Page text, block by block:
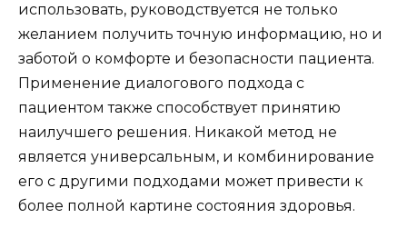
использовать, руководствуется не только
желанием получить точную информацию, но и
заботой о комфорте и безопасности пациента.
Применение диалогового подхода с
пациентом также способствует принятию
наилучшего решения. Никакой метод не
является универсальным, и комбинирование
его с другими подходами может привести к
более полной картине состояния здоровья.